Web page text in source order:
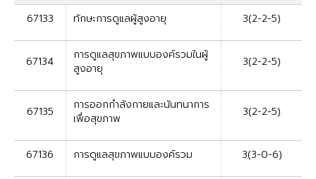
67133 ทักษะการดูแลผู้สูงอายุ 3(2-2-5)
67134
การดูแลสุขภาพแบบองค์รวมในผู้
สูงอายุ
3(2-2-5)
67135
การออกกำลังกายและนันทนาการ
เพื่อสุขภาพ
3(2-2-5)
67136 การดูแลสุขภาพแบบองค์รวม 3(3-0-6)